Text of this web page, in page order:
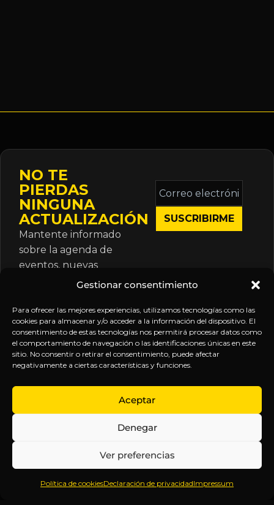
Gestionar consentimiento
Para ofrecer las mejores experiencias, utilizamos tecnologías como las
cookies para almacenar y/o acceder a la información del dispositivo. El
consentimiento de estas tecnologías nos permitirá procesar datos como
el comportamiento de navegación o las identificaciones únicas en este
sitio. No consentir o retirar el consentimiento, puede afectar
negativamente a ciertas características y funciones.
Aceptar
Denegar
Ver preferencias
Política de cookiesDeclaración de privacidadImpressum
NO TE
PIERDAS
NINGUNA
ACTUALIZACIÓN
Mantente informado
sobre la agenda de
eventos, nuevas
publicaciones y
suscripción.
Correo
electrónico
*
Inteligencia
Anticipándonos
EXPLORA
Inicio
Sobre
Contenido
Webinars
LEGAL
Política
de
Términos y
Aviso
SÍGUENOS